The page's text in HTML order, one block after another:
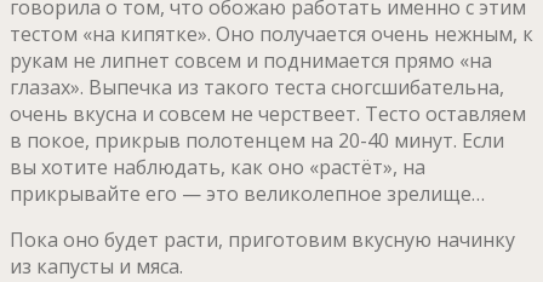
говорила о том, что обожаю работать именно с этим
тестом «на кипятке». Оно получается очень нежным, к
рукам не липнет совсем и поднимается прямо «на
глазах». Выпечка из такого теста сногсшибательна,
очень вкусна и совсем не черствеет. Тесто оставляем
в покое, прикрыв полотенцем на 20-40 минут. Если
вы хотите наблюдать, как оно «растёт», на
прикрывайте его — это великолепное зрелище…
Пока оно будет расти, приготовим вкусную начинку
из капусты и мяса.